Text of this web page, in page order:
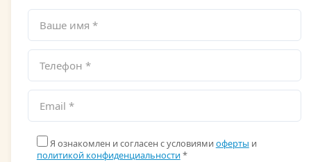
Я ознакомлен и согласен с условиями оферты и
политикой конфиденциальности*